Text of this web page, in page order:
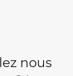
nous